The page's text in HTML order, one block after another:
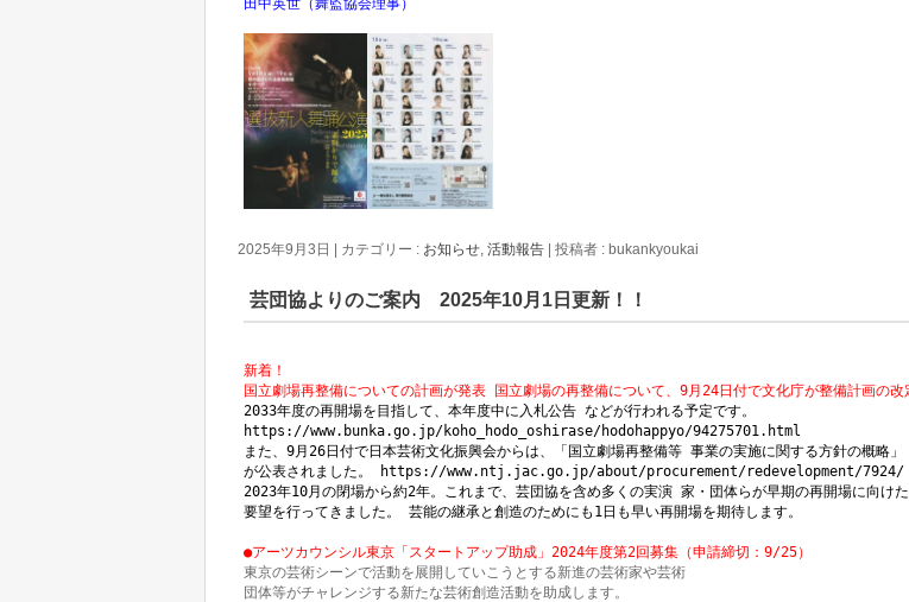
田中英世（舞監協会理事）
2025年9月3日 カテゴリー : お知らせ ,活動報告 |投稿者 : bukankyoukai
芸団協よりのご案内 2025年10月1日更新！！
新着！
2033年度の再開場を目指して、本年度中に入札公告 などが行われる予定です。
https://www.bunka.go.jp/koho_hodo_oshirase/hodohappyo/94275701.html
また、9月26日付で日本芸術文化振興会からは、「国立劇場再整備等 事業の実施に関する方針の概略」
が公表されました。
https://www.ntj.jac.go.jp/about/procurement/redevelopment/7924/
2023年10月の閉場から約2年。これまで、芸団協を含め多くの実演 家・団体らが早期の再開場に向けた
要望を行ってきました。 芸能の継承と創造のためにも1日も早い再開場を期待します。
●アーツカウンシル東京「スタートアップ助成」2024年度第2回募集（申請締切：9/25）
東京の芸術シーンで活動を展開していこうとする新進の芸術家や芸術